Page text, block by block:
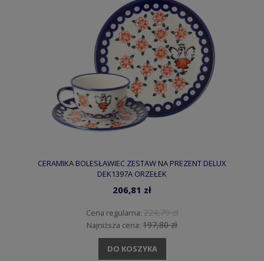
CERAMIKA BOLESŁAWIEC ZESTAW NA PREZENT DELUX
DEK1397A ORZEŁEK
206,81 zł
Cena regularna: 224,79 zł
Najniższa cena: 197,80 zł
DO KOSZYKA